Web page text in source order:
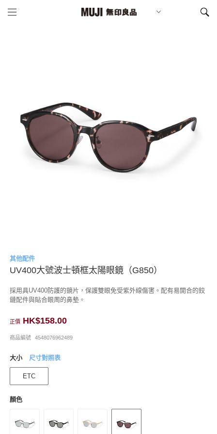
其他配件
UV400大號波士頓框太陽眼鏡（G850）
採用具UV400防護的鏡片，保護雙眼免受紫外線傷害。配有易開合的鉸
鏈配件與貼合眼周的鼻墊。
正價 HK$158.00
商品編號 4548076962489
大小 尺寸對照表
ETC
顏色